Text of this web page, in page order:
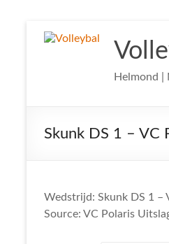
naar
Helmond |
Skunk DS 1 – VC
Wedstrijd: Skunk DS 1 –
Source: VC Polaris